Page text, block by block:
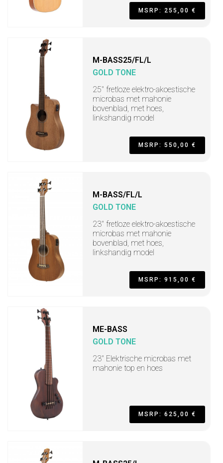
MSRP: 255,00 €
M-BASS25/FL/L
GOLD TONE
25" fretloze elektro-akoestische
microbas met mahonie
bovenblad, met hoes,
linkshandig model
MSRP: 550,00 €
M-BASS/FL/L
GOLD TONE
23" fretloze elektro-akoestische
microbas met mahonie
bovenblad, met hoes,
linkshandig model
MSRP: 915,00 €
ME-BASS
GOLD TONE
23" Elektrische microbas met
mahonie top en hoes
MSRP: 625,00 €